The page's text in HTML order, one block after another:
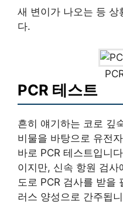
새 변이가 나오는 등 상
다.
PCR 테스트
흔히 얘기하는 코로 깊
비물을 바탕으로 유전
바로 PCR 테스트입니
이지만, 신속 항원 검사
도로 PCR 검사를 받을
러스 양성으로 간주됩